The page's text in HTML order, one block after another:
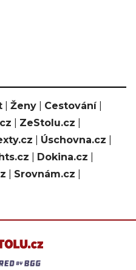
Ženy Cestování|
ZeStolu.cz
Úschovna.cz
Dokina.cz
Srovnám.cz